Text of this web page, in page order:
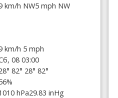
km/h NW5 mph NW
km/h 5 mph
08 03:00
82° 28° 82°
hPa29.83 inHg